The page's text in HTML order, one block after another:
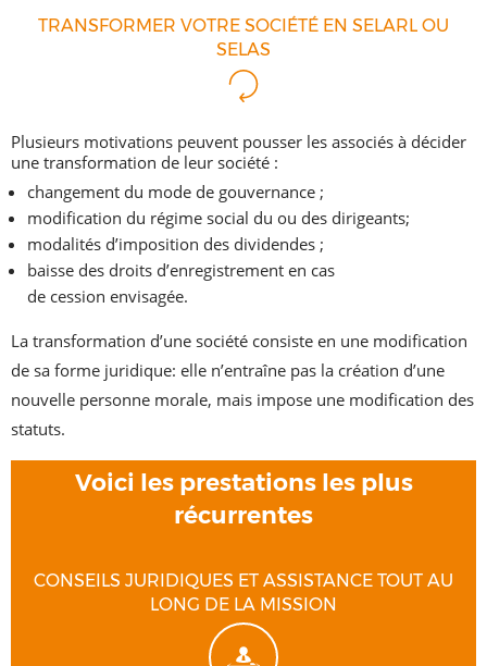
TRANSFORMER VOTRE SOCIÉTÉ EN SELARL OU
SELAS
​​​Plusieurs motivations peuvent pousser les associés à décider
une transformation de leur société :
changement du mode de gouvernance ;
modification du régime social du ou des dirigeants;
modalités d’imposition des dividendes ;
baisse des droits d’enregistrement en cas
de cession envisagée.​​​​​​​
La transformation d’une société consiste en une modification
de sa forme juridique: elle n’entraîne pas la création d’une
nouvelle personne morale, mais impose une modification des
statuts.
Voici les prestations les plus
récurrentes
CONSEILS JURIDIQUES ET ASSISTANCE TOUT AU
LONG DE LA MISSION